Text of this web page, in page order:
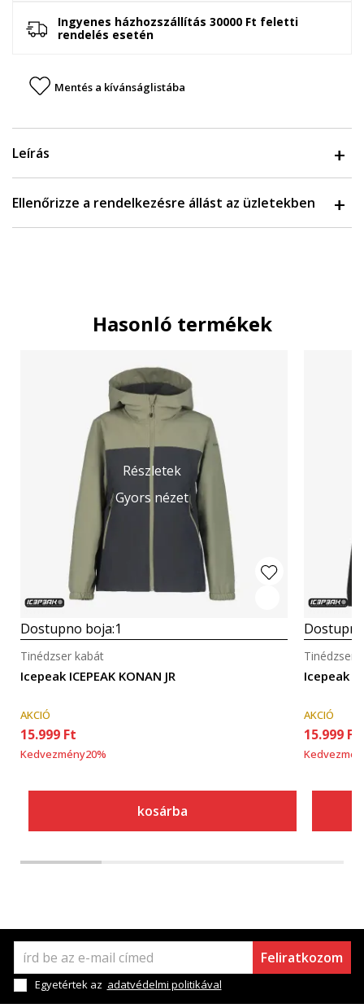
Ingyenes házhozszállítás 30000 Ft feletti
rendelés esetén
Mentés a kívánságlistába
Leírás
Ellenőrizze a rendelkezésre állást az üzletekben
Hasonló termékek
Részletek
Gyors nézet
Dostupno boja:1
Icepeak ICEPEAK KONAN JR
Tinédzser kabát
AKCIÓ
15.999 Ft
Kedvezmény20%
kosárba
Icepeak
Tinédzser
AKCIÓ
15.999 Ft
Feliratkozom
Egyetértek az adatvédelmi politikával